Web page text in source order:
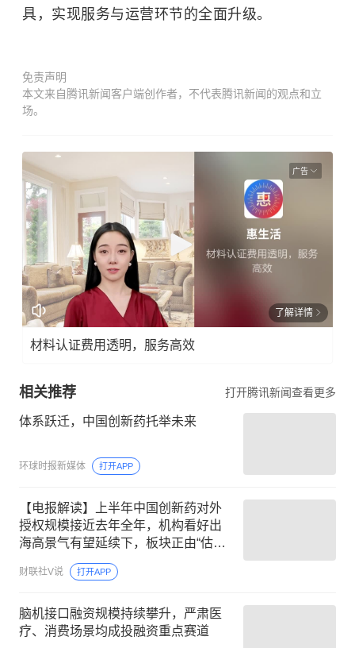
具，实现服务与运营环节的全面升级。
免责声明
本文来自腾讯新闻客户端创作者，不代表腾讯新闻的观点和立
场。
广告
了解详情
材料认证费用透明，服务高效
相关推荐 打开腾讯新闻查看更多
体系跃迁，中国创新药托举未来
环球时报新媒体 打开APP
【电报解读】上半年中国创新药对外
授权规模接近去年全年，机构看好出
海高景气有望延续下，板块正由“估值
驱动”转向“业绩+全球化兑现驱动”，这
家公司拥有丰富的长效多肽类创新药
财联社V说 打开APP
脑机接口融资规模持续攀升，严肃医
疗、消费场景均成投融资重点赛道